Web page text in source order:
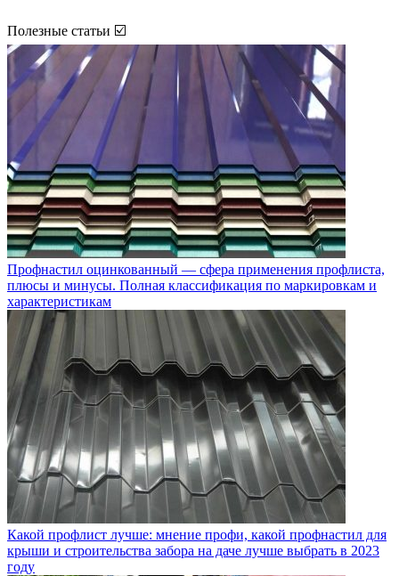
Полезные статьи ☑️
Профнастил оцинкованный — сфера применения профлиста,
плюсы и минусы. Полная классификация по маркировкам и
характеристикам
Какой профлист лучше: мнение профи, какой профнастил для
крыши и строительства забора на даче лучше выбрать в 2023
году